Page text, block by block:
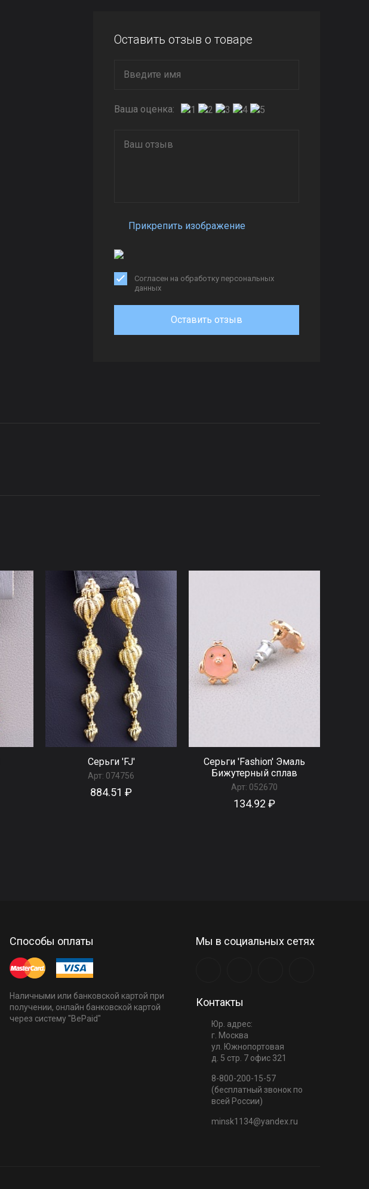
Оставить отзыв о товаре
Ваша оценка:
Прикрепить изображение
Согласен на обработку персональных
данных
Оставить отзыв
Серьги 'FJ'
Арт: 074756
884.51 ₽
Серьги 'Fashion' Эмаль
Бижутерный сплав
Арт: 052670
134.92 ₽
Способы оплаты
Наличными или банковской картой при
получении, онлайн банковской картой
через систему "BePaid"
Мы в социальных сетях
Контакты
Юр. адрес:
г. Москва
ул. Южнопортовая
д. 5 стр. 7 офис 321
8-800-200-15-57
(бесплатный звонок по
всей России)
minsk1134@yandex.ru